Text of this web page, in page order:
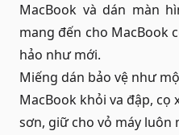
MacBook và dán màn
mang đến cho MacBook
hảo như mới.
Miếng dán bảo vệ như
MacBook khỏi va đập,
sơn, giữ cho vỏ máy luôn